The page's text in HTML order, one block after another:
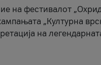
на фестивалот
„Културна
на